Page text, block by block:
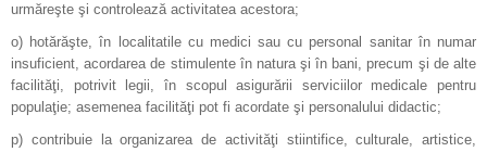
urmăreşte şi controlează activitatea acestora;
o) hotărăşte, în localitatile cu medici sau cu personal sanitar în numar
insuficient, acordarea de stimulente în natura şi în bani, precum şi de alte
facilităţi, potrivit legii, în scopul asigurării serviciilor medicale pentru
populaţie; asemenea facilităţi pot fi acordate şi personalului didactic;
p) contribuie la organizarea de activităţi stiintifice, culturale, artistice,